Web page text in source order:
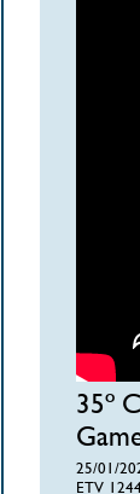
35º
25/01/
ETV